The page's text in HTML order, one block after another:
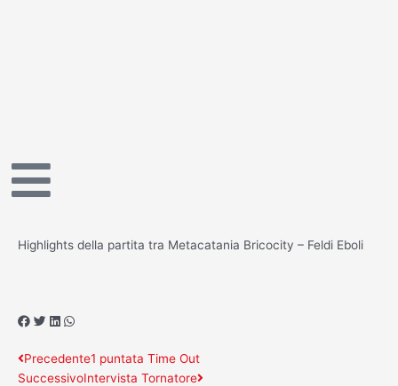
Highlights della partita tra Metacatania Bricocity – Feldi Eboli
Precedente
Precedente1 puntata Time Out
SuccessivoIntervista Tornatore